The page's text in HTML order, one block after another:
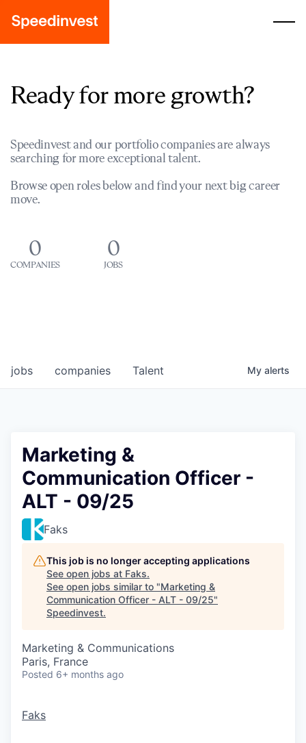
Ready for more growth?
Speedinvest and our portfolio companies are always
searching for more exceptional talent.
Browse open roles below and find your next big career
move.
0
COMPANIES
0
JOBS
jobs companies Talent My alerts
Marketing &
Communication Officer -
ALT - 09/25
Faks
This job is no longer accepting applications
See open jobs at Faks.
See open jobs similar to "Marketing &
Communication Officer - ALT - 09/25"
Speedinvest.
Marketing & Communications
Paris, France
Posted 6+ months ago
Faks